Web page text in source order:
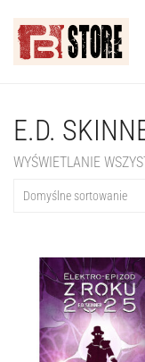
E.D.
WYŚWIETLANIE
Domyślne sortowanie